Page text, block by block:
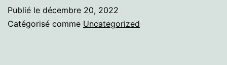
Publié le décembre 20, 2022
Catégorisé comme Uncategorized